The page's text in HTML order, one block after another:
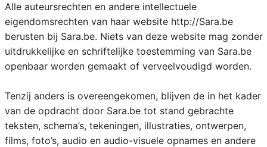
Alle auteursrechten en andere intellectuele
eigendomsrechten van haar website http://Sara.be
berusten bij Sara.be. Niets van deze website mag zonder
uitdrukkelijke en schriftelijke toestemming van Sara.be
openbaar worden gemaakt of verveelvoudigd worden.
Tenzij anders is overeengekomen, blijven de in het kader
van de opdracht door Sara.be tot stand gebrachte
teksten, schema’s, tekeningen, illustraties, ontwerpen,
films, foto’s, audio en audio-visuele opnames en andere